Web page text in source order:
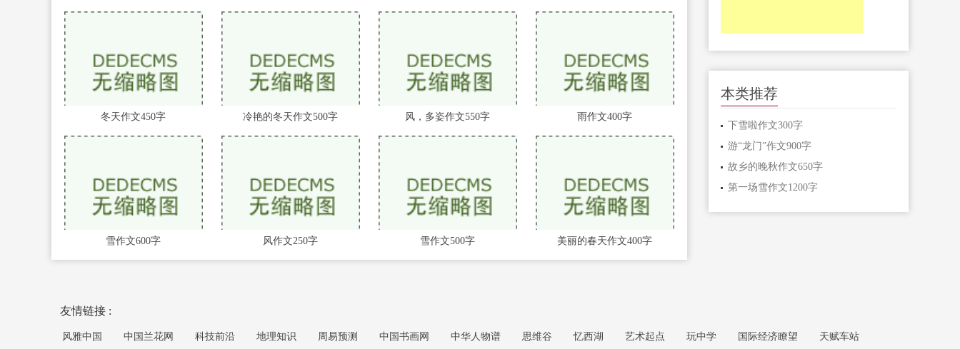
冬天作文450字 冷艳的冬天作文500字 风，多姿作文550字 雨作文400字
雪作文600字 风作文250字 雪作文500字 美丽的春天作文400字
本类推荐
下雪啦作文300字
游“龙门”作文900字
故乡的晚秋作文650字
第一场雪作文1200字
友情链接 :
风雅中国 中国兰花网 科技前沿 地理知识 周易预测 中国书画网 中华人物谱 思维谷 忆西湖 艺术起点 玩中学 国际经济瞭望 天赋车站